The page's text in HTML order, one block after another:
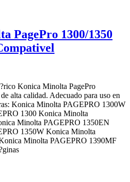
PagePro 1300/1350
Konica Minolta PagePro
alta calidad. Adecuado para uso en
Konica Minolta PAGEPRO 1300W
1300 Konica Minolta
Minolta PAGEPRO 1350EN
1350W Konica Minolta
Minolta PAGEPRO 1390MF